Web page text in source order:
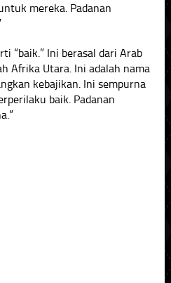
mereka. Padanan
“baik.” Ini berasal dari Arab
Afrika Utara. Ini adalah nama
kebajikan. Ini sempurna
baik. Padanan